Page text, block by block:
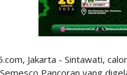
Jakarta - Sintawati,
Pancoran yang